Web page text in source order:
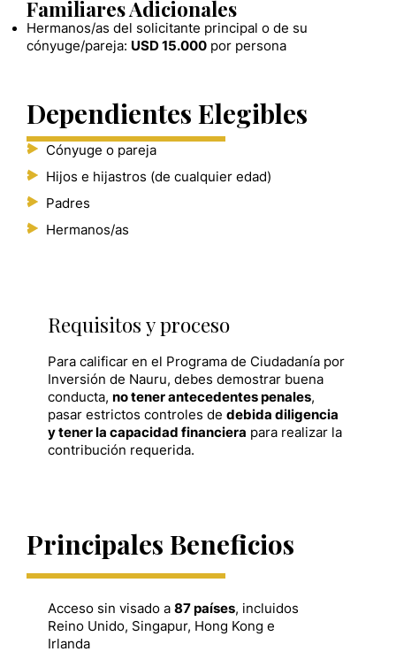
Familiares Adicionales
Hermanos/as del solicitante principal o de su
cónyuge/pareja: USD 15.000 por persona
Dependientes Elegibles
Cónyuge o pareja
Hijos e hijastros (de cualquier edad)
Padres
Hermanos/as
Requisitos y proceso
Para calificar en el Programa de Ciudadanía por
Inversión de Nauru, debes demostrar buena
conducta, no tener antecedentes penales,
pasar estrictos controles de debida diligencia
y tener la capacidad financiera para realizar la
contribución requerida.
Principales Beneficios
Acceso sin visado a 87 países, incluidos
Reino Unido, Singapur, Hong Kong e
Irlanda